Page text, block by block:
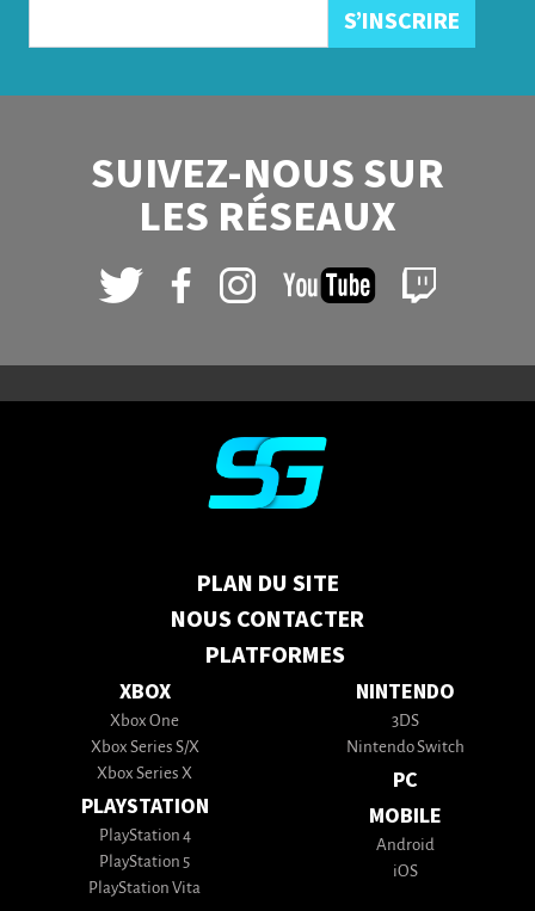
SUIVEZ-NOUS SUR
LES RÉSEAUX
PLAN DU SITE
NOUS CONTACTER
PLATFORMES
XBOX
Xbox One
Xbox Series S/X
Xbox Series X
PLAYSTATION
PlayStation 4
PlayStation 5
PlayStation Vita
NINTENDO
3DS
Nintendo Switch
PC
MOBILE
Android
iOS